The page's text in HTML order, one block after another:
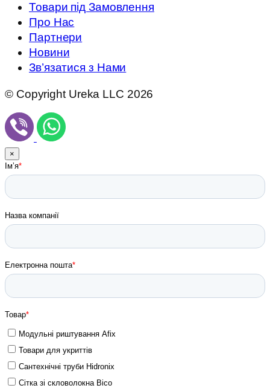
Товари під Замовлення
Про Нас
Партнери
Новини
Зв’язатися з Нами
© Copyright Ureka LLC 2026
×